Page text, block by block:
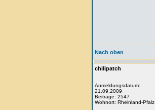
Nach oben
chilipatch
Anmeldungsdatum:
21.09.2009
Beiträge: 2547
Wohnort: Rheinland-Pfalz